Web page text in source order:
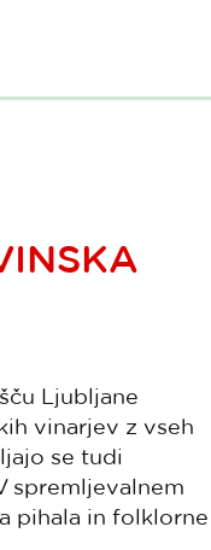
Ljubljane
vinarjev z vseh
se tudi
spremljevalnem
pihala in folklorne